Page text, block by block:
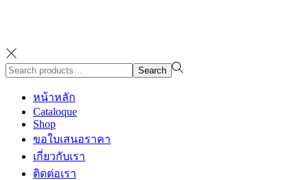
Search
for:>
Search
หน้าหลัก
Cataloque
Shop
ขอใบเสนอราคา
เกี่ยวกับเรา
ติดต่อเรา